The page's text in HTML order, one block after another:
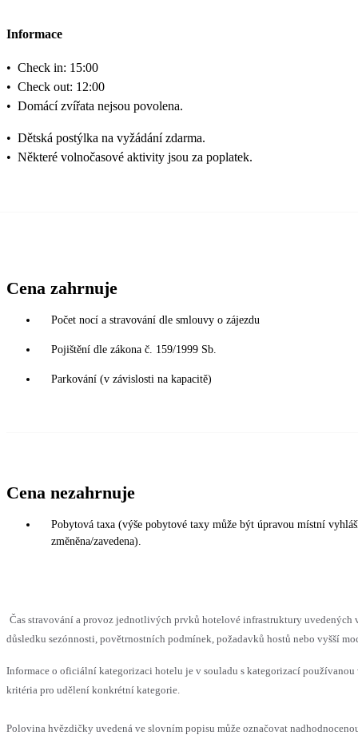
Informace
• Check in: 15:00
• Check out: 12:00
• Domácí zvířata nejsou povolena.
• Dětská postýlka na vyžádání zdarma.
• Některé volnočasové aktivity jsou za poplatek.
Cena zahrnuje
Počet nocí a stravování dle smlouvy o zájezdu
Pojištění dle zákona č. 159/1999 Sb.
Parkování (v závislosti na kapacitě)
Cena nezahrnuje
Pobytová taxa (výše pobytové taxy může být úpravou místní
změněna/zavedena).
Čas stravování a provoz jednotlivých prvků hotelové infrastruktury uvedených
důsledku sezónnosti, povětrnostních podmínek, požadavků hostů nebo vyšší
Informace o oficiální kategorizaci hotelu je v souladu s kategorizací
kritéria pro udělení konkrétní kategorie.
Polovina hvězdičky uvedená ve slovním popisu může označovat